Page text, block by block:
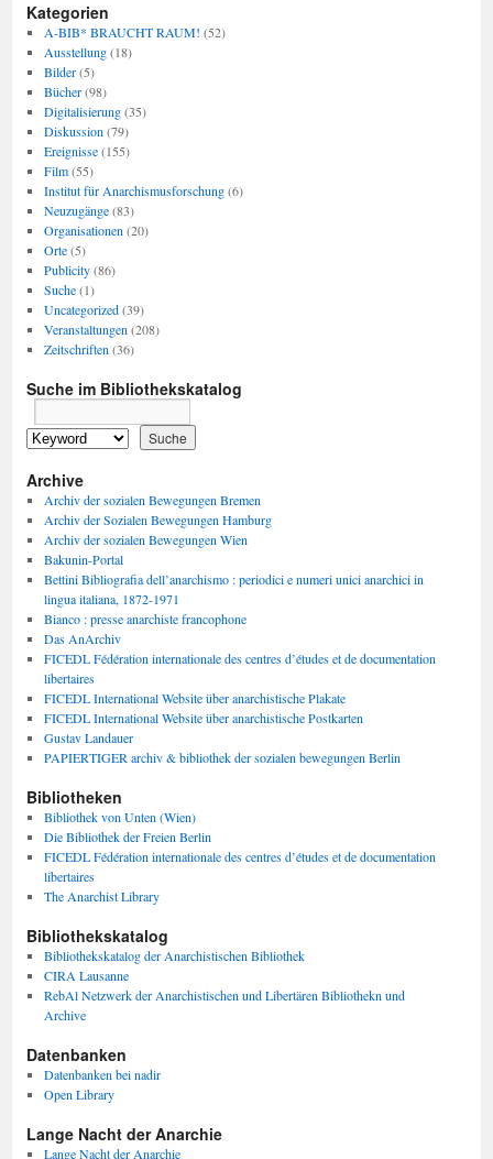
Kategorien
A-BIB* BRAUCHT RAUM! (52)
Ausstellung(18)
Bilder(5)
Bücher(98)
Digitalisierung(35)
Diskussion(79)
Ereignisse(155)
Film(55)
Institut für Anarchismusforschung(6)
Neuzugänge(83)
Organisationen(20)
Orte(5)
Publicity(86)
Suche(1)
Uncategorized(39)
Veranstaltungen(208)
Zeitschriften(36)
Suche im Bibliothekskatalog
Archive
Archiv der sozialen Bewegungen Bremen
Archiv der Sozialen Bewegungen Hamburg
Archiv der sozialen Bewegungen Wien
Bakunin-Portal
Bettini Bibliografia dell’anarchismo : periodici e numeri unici anarchici in
lingua italiana, 1872-1971
Bianco : presse anarchiste francophone
Das AnArchiv
FICEDL Fédération internationale des centres d’études et de documentation
libertaires
FICEDL International Website über anarchistische Plakate
FICEDL International Website über anarchistische Postkarten
Gustav Landauer
PAPIERTIGER archiv & bibliothek der sozialen bewegungen Berlin
Bibliotheken
Bibliothek von Unten (Wien)
Die Bibliothek der Freien Berlin
FICEDL Fédération internationale des centres d’études et de documentation
libertaires
The Anarchist Library
Bibliothekskatalog
Bibliothekskatalog der Anarchistischen Bibliothek
CIRA Lausanne
RebAl Netzwerk der Anarchistischen und Libertären Bibliothekn und
Archive
Datenbanken
Datenbanken bei nadir
Open Library
Lange Nacht der Anarchie
Lange Nacht der Anarchie